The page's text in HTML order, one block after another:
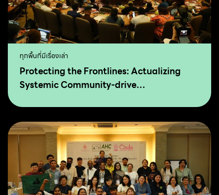
ทุกพื้นที่มีเรื่องเล่า
Protecting the Frontlines: Actualizing
Systemic Community-drive